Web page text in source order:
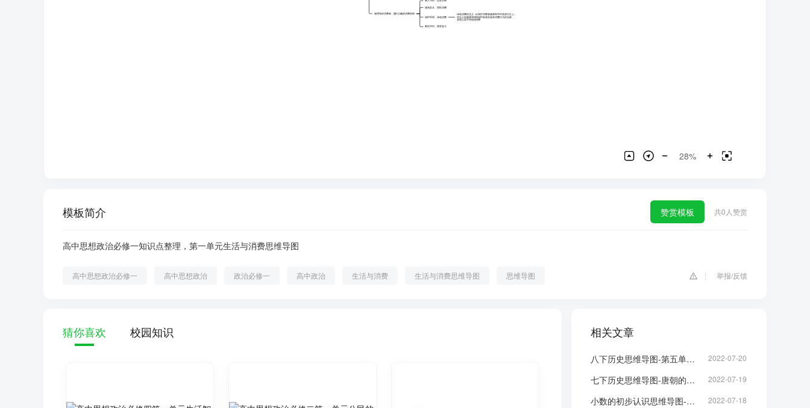
做理智的消费者，践行正确的消费原则
量入为出，适度消费
避免盲从，理性消费
保护环境，绿色消费
绿色消费的含义：以保护消费者健康和节约资源为主上，
符合人的健康和环境保护标准的各种消费行为的总称。
其核心是可持续性消费
勤俭节约，艰苦奋斗
28%
模板简介 赞赏模板 共0 人赞赏
高中思想政治必修一知识点整理，第一单元生活与消费思维导图
高中思想政治必修一 高中思想政治 政治必修一 高中政治 生活与消费 生活与消费思维导图 思维导图 举报/反馈
猜你喜欢 校园知识 相关文章
八下历史思维导图-第五单元内容整理 2022-07-20
七下历史思维导图-唐朝的兴盛思维导图 2022-07-19
小数的初步认识思维导图-三年级下册数学脑图整理 2022-07-18